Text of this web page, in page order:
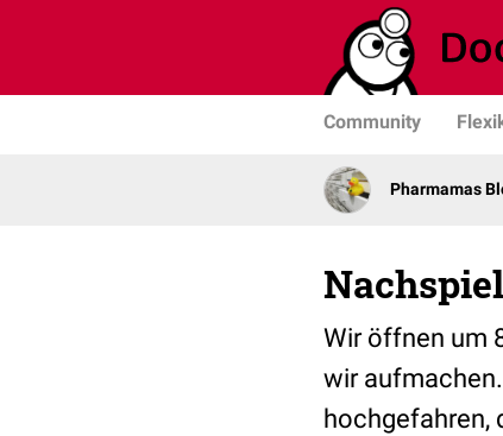
Community
Pharmamas
Wir öffnen um
wir
hochgefahren,